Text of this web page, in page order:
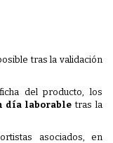
tras la validación
del producto, los
día laborabletras la
asociados, en